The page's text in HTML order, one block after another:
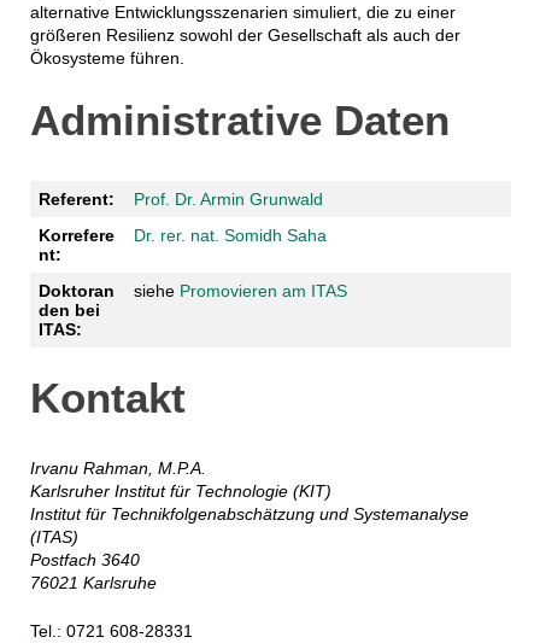
alternative Entwicklungsszenarien simuliert, die zu einer
größeren Resilienz sowohl der Gesellschaft als auch der
Ökosysteme führen.
Administrative Daten
Referent:
Prof. Dr. Armin Grunwald
Korrefere
nt:
Dr. rer. nat. Somidh Saha
Doktoran
den bei
ITAS:
siehe Promovieren am ITAS
Kontakt
Irvanu Rahman, M.P.A.
Karlsruher Institut für Technologie (KIT)
Institut für Technikfolgenabschätzung und Systemanalyse
(ITAS)
Postfach 3640
76021 Karlsruhe
Tel.: 0721 608-28331